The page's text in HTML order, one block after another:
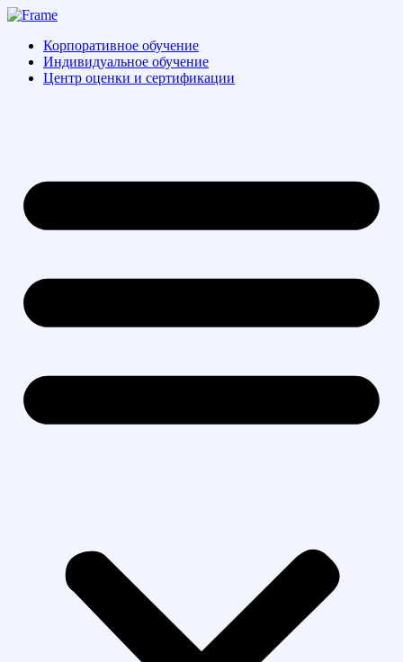
Перейти
содержимому
Корпоративное обучение
Индивидуальное обучение
Центр оценки и сертификации